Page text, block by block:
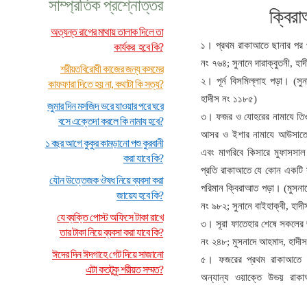
সাম্প্রতিক প্রশ্নোত্তর
অত্যন্ত রাগের মাথায় তালাক দিলে তা
কার্যকর হবে কি?
শরীয়তবিরোধী কাজের জন্য কসমের
কাফফারা দিতে হয় না, কথাটা কি সত্য?
জুমার দিন মসজিদ ভরে যাওয়ার পরে ঘরে
বসে এক্তেদা করলে কি নামায হবে?
১ বছর আগে কুকুর কামড়ানো পশু কুরবানী
করা যাবে কি?
যৌন উত্তেজক ঔষধ নিয়ে ব্যবসা করা
জায়েয হবে কি?
যে ব্যক্তি পোস্ট অফিসে টাকা রাখে
তার টাকা নিয়ে ব্যবসা করা যাবে কি?
ঈদের দিন ঈদগাহে গেট দিয়ে সাজানো
এটা কতটুকু শরীয়ত সম্মত?
১। প্রথম রাকাআতে ছানার পর
নং ৭৬৪; সুনানে দারাক্বুতনী,
২। পূর্ন বিসমিল্লাহ পড়া।
হাদীস নং ১১৮৫)
৩। ফজর ও যোহরের নামাযে
আসর ও ইশার নামাযে আউসাতে
এবং মাগরিবে কিসারে
প্রতি রাকাআতে যে কোন
পরিমান ক্বিরাআত পড়া।
নং ৯৮২; সুনানে বাইহাক্বী,
৩। সূরা ফাতেহার শেষে
নং ২৪৮; মুসনাদে আহমাদ,
৫। ফজরের প্রথম রাকাআতে
অন্যান্য ওয়াক্তে উভয়